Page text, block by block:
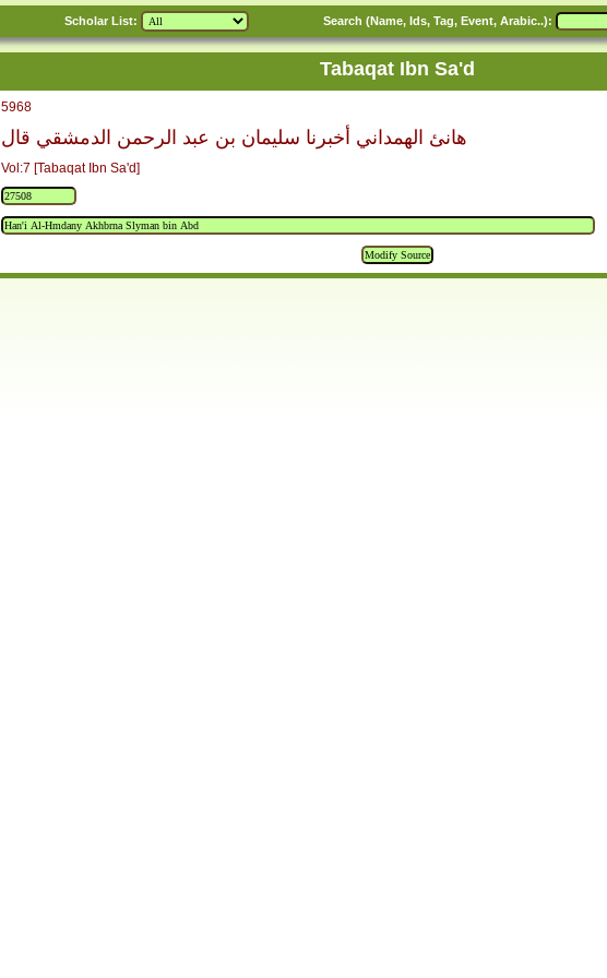
Scholar List: Search (Name, Ids, Tag, Event, Arabic..):
Tabaqat Ibn Sa'd
5968
هانئ الهمداني أخبرنا سليمان بن عبد الرحمن الدمشقي قال
Vol:7 [Tabaqat Ibn Sa'd]